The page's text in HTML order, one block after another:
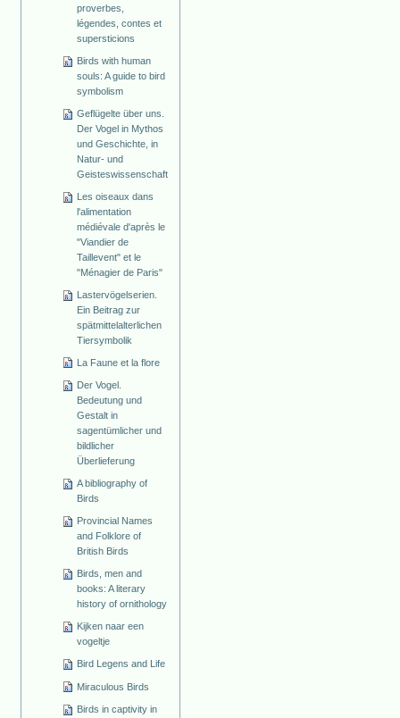
proverbes,
légendes, contes et
supersticions
Birds with human
souls: A guide to bird
symbolism
Geflügelte über uns.
Der Vogel in Mythos
und Geschichte, in
Natur- und
Geisteswissenschaft
Les oiseaux dans
l'alimentation
médiévale d'après le
"Viandier de
Taillevent" et le
"Ménagier de Paris"
Lastervögelserien.
Ein Beitrag zur
spätmittelalterlichen
Tiersymbolik
La Faune et la flore
Der Vogel.
Bedeutung und
Gestalt in
sagentümlicher und
bildlicher
Überlieferung
A bibliography of
Birds
Provincial Names
and Folklore of
British Birds
Birds, men and
books: A literary
history of ornithology
Kijken naar een
vogeltje
Bird Legens and Life
Miraculous Birds
Birds in captivity in